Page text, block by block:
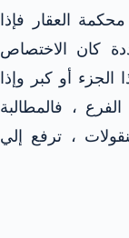
العقار فإذا
كان الاختصاص
أو كبر وإذا
، فالمطالبة
، ترفع إلي